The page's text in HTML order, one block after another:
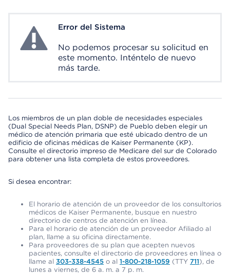
System ErrorError del Sistema
No podemos procesar su solicitud en
este momento. Inténtelo de nuevo
más tarde.
Los miembros de un plan doble de necesidades especiales
(Dual Special Needs Plan, DSNP) de Pueblo deben elegir un
médico de atención primaria que esté ubicado dentro de un
edificio de oficinas médicas de Kaiser Permanente (KP).
Consulte el directorio impreso de Medicare del sur de Colorado
para obtener una lista completa de estos proveedores.
Si desea encontrar:
El horario de atención de un proveedor de los consultorios
médicos de Kaiser Permanente, busque en nuestro
directorio de centros de atención en línea.
Para el horario de atención de un proveedor Afiliado al
plan, llame a su oficina directamente.
Para proveedores de su plan que acepten nuevos
pacientes, consulte el directorio de proveedores en línea o
llame al 303-338-4545 o al 1-800-218-1059 (TTY 711), de
lunes a viernes, de 6 a. m. a 7 p. m.